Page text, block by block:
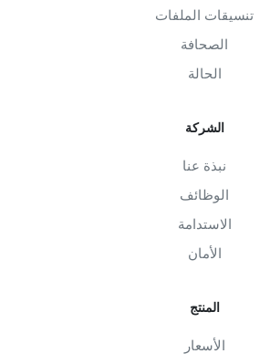
تنسيقات الملفات
الصحافة
الحالة
الشركة
نبذة عنا
الوظائف
الاستدامة
الأمان
المنتج
الأسعار